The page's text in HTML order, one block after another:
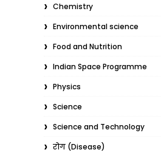
Chemistry
Environmental science
Food and Nutrition
Indian Space Programme
Physics
Science
Science and Technology
रोग (Disease)